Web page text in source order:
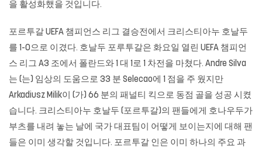
을 활성화했을 것입니다.
포르투갈 UEFA 챔피언스 리그 결승전에서 크리스티아누 호날두
를 1-0으로 이겼다. 호날두 포루투갈은 화요일 열린 UEFA 챔피언
스 리그 A3 조에서 폴란드와 1 대 1로 1 차전을 마쳤다. Andre Silva
는 (는) 임상의 도움으로 33 분 Selecao에 1 점을 주 웠지만
Arkadiusz Milik이 (가) 66 분의 패널티 킥으로 동점 골을 성공 시켰
습니다. 크리스티아누 호날두 (포르투갈)의 팬들에게 호나우두가
부츠를 내려 놓는 날에 국가 대표팀이 어떻게 보이는지에 대해 팬
들은 이미 생각할 것입니다. 포르투갈 인은 이미 하나의 주요 과